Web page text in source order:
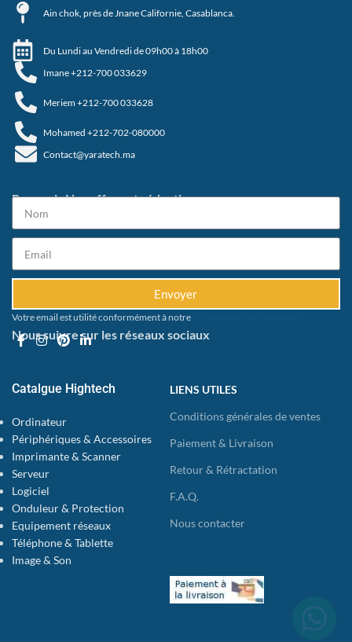
Ain chok, près de Jnane Californie, Casablanca.
Du Lundi au Vendredi de 09h00 à 18h00
Imane +212-700 033629
Meriem +212-700 033628
Mohamed +212-702-080000
Contact@yaratech.ma
Recevoir Nos offres et réductions
Envoyer
Votre email est utilité conformément à notre
Nous suivre sur les réseaux sociaux
Catalgue Hightech
Ordinateur
Périphériques & Accessoires
Imprimante & Scanner
Serveur
Logiciel
Onduleur & Protection
Equipement réseaux
Téléphone & Tablette
Image & Son
LIENS UTILES
Conditions générales de ventes
Paiement & Livraison
Retour & Rétractation
F.A.Q.
Nous contacter